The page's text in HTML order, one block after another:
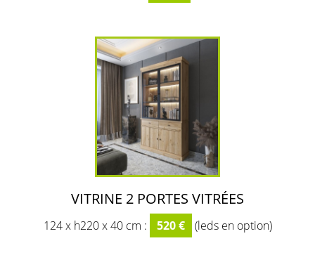
VITRINE 2 PORTES VITRÉES
124 x h220 x 40 cm : 520 € (leds en option)